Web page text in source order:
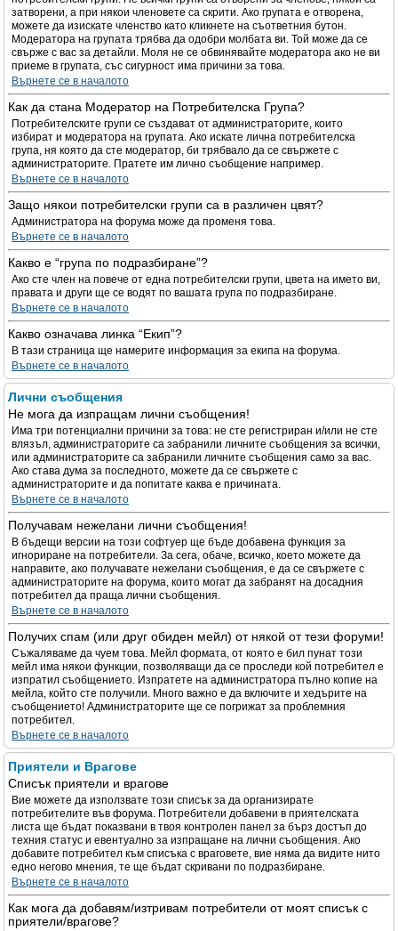
затворени, а при някои членовете са скрити. Ако групата е отворена,
можете да изискате членство като кликнете на съответния бутон.
Модератора на групата трябва да одобри молбата ви. Той може да се
свърже с вас за детайли. Моля не се обвинявайте модератора ако не ви
приеме в групата, със сигурност има причини за това.
Върнете се в началото
Как да стана Модератор на Потребителска Група?
Потребителските групи се създават от администраторите, които
избират и модератора на групата. Ако искате лична потребителска
група, ня която да сте модератор, би трябвало да се свържете с
администраторите. Пратете им лично съобщение например.
Върнете се в началото
Защо някои потребителски групи са в различен цвят?
Администратора на форума може да променя това.
Върнете се в началото
Какво е “група по подразбиране”?
Ако сте член на повече от една потребителски групи, цвета на името ви,
правата и други ще се водят по вашата група по подразбиране.
Върнете се в началото
Какво означава линка “Екип”?
В тази страница ще намерите информация за екипа на форума.
Върнете се в началото
Лични съобщения
Не мога да изпращам лични съобщения!
Има три потенциални причини за това: не сте регистриран и/или не сте
влязъл, администраторите са забранили личните съобщения за всички,
или администраторите са забранили личните съобщения само за вас.
Ако става дума за последното, можете да се свържете с
администраторите и да попитате каква е причината.
Върнете се в началото
Получавам нежелани лични съобщения!
В бъдещи версии на този софтуер ще бъде добавена функция за
игнориране на потребители. За сега, обаче, всичко, което можете да
направите, ако получавате нежелани съобщения, е да се свържете с
администраторите на форума, които могат да забранят на досадния
потребител да праща лични съобщения.
Върнете се в началото
Получих спам (или друг обиден мейл) от някой от тези форуми!
Съжаляваме да чуем това. Мейл формата, от която е бил пунат този
мейл има някои функции, позволяващи да се проследи кой потребител е
изпратил съобщението. Изпратете на администратора пълно копие на
мейла, който сте получили. Много важно е да включите и хедърите на
съобщението! Администраторите ще се погрижат за проблемния
потребител.
Върнете се в началото
Приятели и Врагове
Списък приятели и врагове
Вие можете да използвате този списък за да организирате
потребителите във форума. Потребители добавени в приятелската
листа ще бъдат показвани в твоя контролен панел за бърз достъп до
техния статус и евентуално за изпращане на лични съобщения. Ако
добавите потребител към списъка с враговете, вие няма да видите нито
едно негово мнения, те ще бъдат скривани по подразбиране.
Върнете се в началото
Как мога да добавям/изтривам потребители от моят списък с
приятели/врагове?